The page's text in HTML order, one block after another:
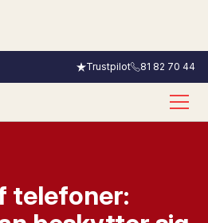
Trustpilot 81 82 70 44
telefoner: